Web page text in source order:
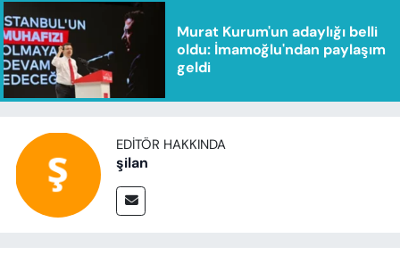
Murat Kurum'un adaylığı belli
oldu: İmamoğlu'ndan paylaşım
geldi
EDITÖR HAKKINDA
şilan